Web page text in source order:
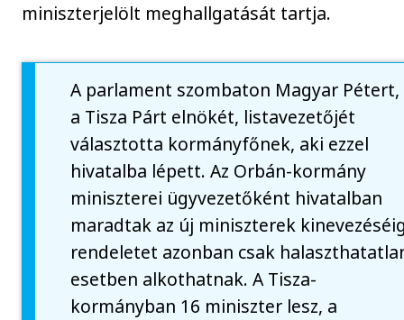
miniszterjelölt meghallgatását tartja.
A parlament szombaton Magyar Pétert,
a Tisza Párt elnökét, listavezetőjét
választotta kormányfőnek, aki ezzel
hivatalba lépett. Az Orbán-kormány
miniszterei ügyvezetőként hivatalban
maradtak az új miniszterek
rendeletet azonban csak
esetben alkothatnak. A Tisza-
kormányban 16 miniszter lesz, a